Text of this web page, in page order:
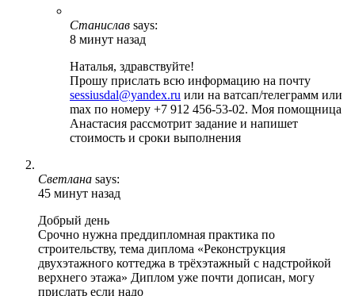
Станислав says:
8 минут назад
Наталья, здравствуйте!
Прошу прислать всю информацию на почту
sessiusdal@yandex.ru или на ватсап/телеграмм или
max по номеру +7 912 456-53-02. Моя помощница
Анастасия рассмотрит задание и напишет
стоимость и сроки выполнения
Светлана says:
45 минут назад
Добрый день
Срочно нужна преддипломная практика по
строительству, тема диплома «Реконструкция
двухэтажного коттеджа в трёхэтажный с надстройкой
верхнего этажа» Диплом уже почти дописан, могу
прислать если надо